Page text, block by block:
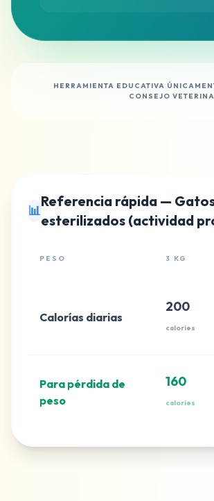
HERRAMIENTA EDUCATIVA
CONSEJO
📊
Referencia rápida —
esterilizados (actividad
PESO 3 KG
Calorías diarias
200
calories
Para pérdida de
peso
160
calories